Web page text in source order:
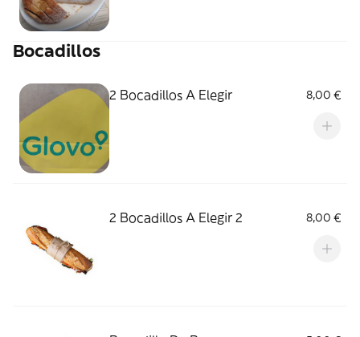
Bocadillos
2 Bocadillos A Elegir 8,00 €
2 Bocadillos A Elegir 2 8,00 €